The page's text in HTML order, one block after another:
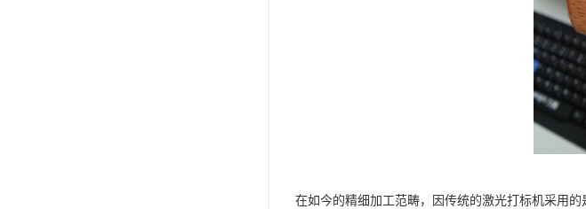
在如今的精细加工范畴，因传统的激光打标机采用